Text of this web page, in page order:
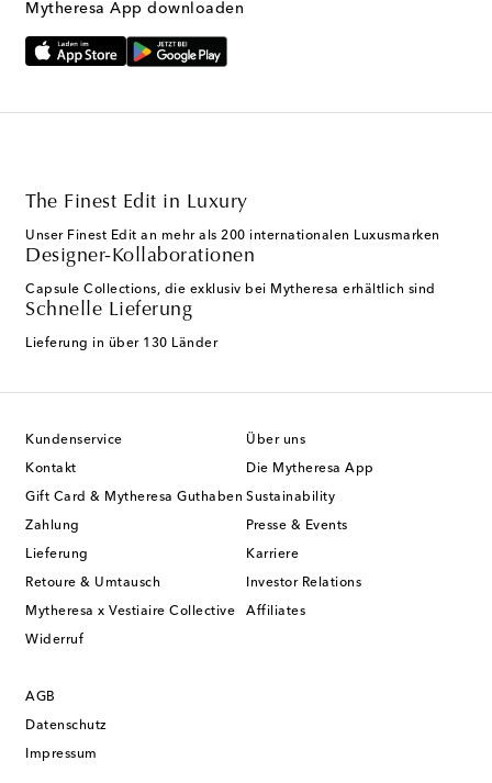
Mytheresa App downloaden
The Finest Edit in Luxury
Unser Finest Edit an mehr als 200 internationalen Luxusmarken
Designer-Kollaborationen
Capsule Collections, die exklusiv bei Mytheresa erhältlich sind
Schnelle Lieferung
Lieferung in über 130 Länder
Kundenservice
Kontakt
Gift Card & Mytheresa Guthaben
Zahlung
Lieferung
Retoure & Umtausch
Mytheresa x Vestiaire Collective
Widerruf
Über uns
Die Mytheresa App
Sustainability
Presse & Events
Karriere
Investor Relations
Affiliates
AGB
Datenschutz
Impressum